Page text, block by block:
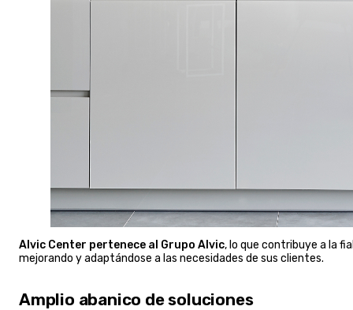
Alvic Center pertenece al Grupo Alvic, lo que contribuye a la
mejorando y adaptándose a las necesidades de sus clientes.
Amplio abanico de soluciones